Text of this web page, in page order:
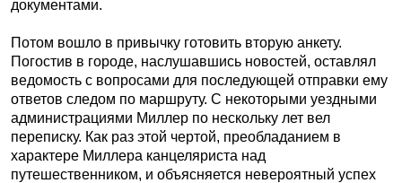
документами.
Потом вошло в привычку готовить вторую анкету.
Погостив в городе, наслушавшись новостей, оставлял
ведомость с вопросами для последующей отправки ему
ответов следом по маршруту. С некоторыми уездными
администрациями Миллер по нескольку лет вел
переписку. Как раз этой чертой, преобладанием в
характере Миллера канцеляриста над
путешественником, и объясняется невероятный успех